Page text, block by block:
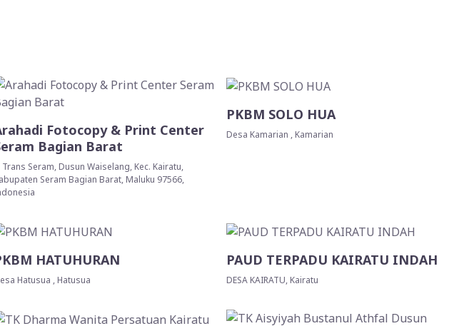
Fotocopy & Print Center
Bagian Barat
Trans Seram, Dusun Waiselang, Kec. Kairatu,
Seram Bagian Barat, Maluku 97566,
PKBM SOLO HUA
Desa Kamarian , Kamarian
HATUHURAN
Hatusua , Hatusua
PAUD TERPADU KAIRATU INDAH
DESA KAIRATU, Kairatu